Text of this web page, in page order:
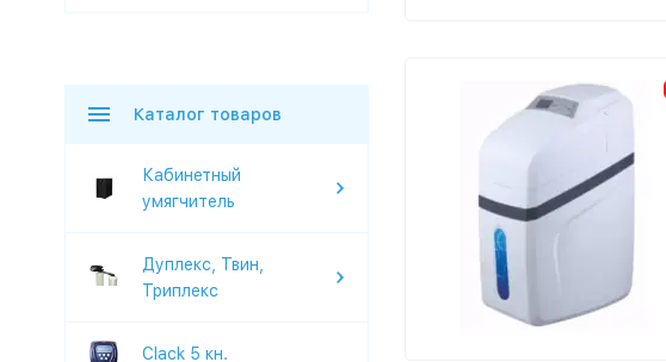
Каталог товаров
Кабинетный
умягчитель
Дуплекс, Твин,
Триплекс
Clack 5 кн.